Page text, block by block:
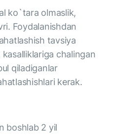
ko`tara olmaslik,
Foydalanishdan
tavsiya
chalingan
qiladiganlar
kerak.
boshlab 2 yil